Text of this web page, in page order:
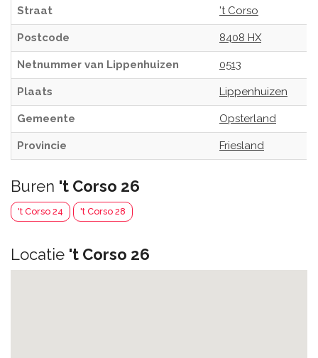
Straat 't Corso
Postcode 8408 HX
Netnummer van Lippenhuizen 0513
Plaats Lippenhuizen
Gemeente Opsterland
Provincie Friesland
Buren 't Corso 26
't Corso 24 't Corso 28
Locatie 't Corso 26